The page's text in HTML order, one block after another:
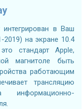
в Ваш
2019) на экране 10.4
стандарт Apple,
магнитоле быть
работающим
трансляцию